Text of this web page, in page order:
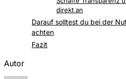
direkt an
Darauf solltest du bei der
achten
Fazit
Autor